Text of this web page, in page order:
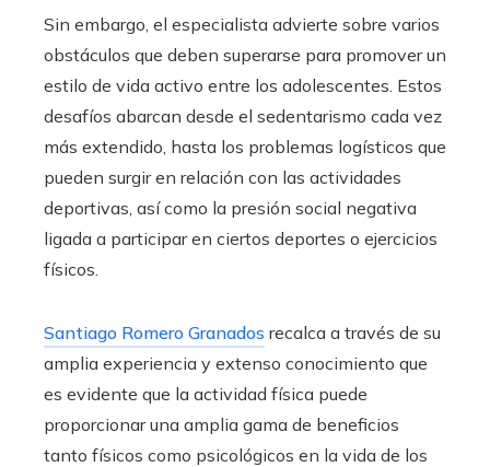
Sin embargo, el especialista advierte sobre varios
obstáculos que deben superarse para promover un
estilo de vida activo entre los adolescentes. Estos
desafíos abarcan desde el sedentarismo cada vez
más extendido, hasta los problemas logísticos que
pueden surgir en relación con las actividades
deportivas, así como la presión social negativa
ligada a participar en ciertos deportes o ejercicios
físicos.
Santiago Romero Granados recalca a través de su
amplia experiencia y extenso conocimiento que
es evidente que la actividad física puede
proporcionar una amplia gama de beneficios
tanto físicos como psicológicos en la vida de los